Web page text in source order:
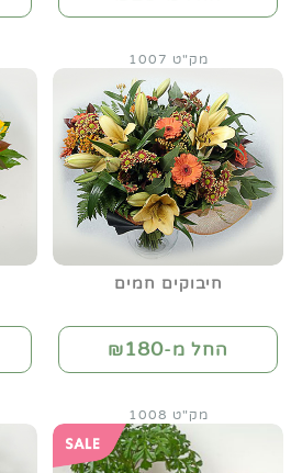
חיבוקים חמים
מק"ט 1007
החל מ-₪180
מק"ט 1008